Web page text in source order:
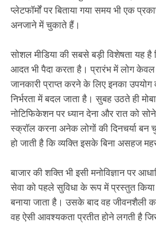
प्लेटफॉर्मों पर बिताया गया समय भी एक
अनजाने में चुकाते हैं।
सोशल मीडिया की सबसे बड़ी विशेषता यह
आदत भी पैदा करता है। प्रारंभ में लोग केवल
जानकारी प्राप्त करने के लिए इनका
निर्भरता में बदल जाता है। सुबह उठते ही
नोटिफिकेशन पर ध्यान देना और रात को
स्क्रॉल करना अनेक लोगों की दिनचर्या
हो जाती है कि व्यक्ति इसके बिना असहज
बाजार की शक्ति भी इसी मनोविज्ञान पर
सेवा को पहले सुविधा के रूप में प्रस्तुत
बनाया जाता है। उसके बाद वह जीवनशैली
वह ऐसी आवश्यकता प्रतीत होने लगती है